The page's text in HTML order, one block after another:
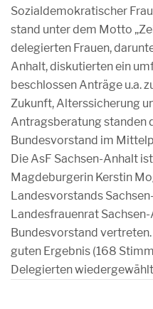
Sozialdemokratischer
stand unter dem Motto
delegierten Frauen,
Anhalt, diskutierten ein
beschlossen Anträge u.a.
Zukunft, Alterssicherung
Antragsberatung standen
Bundesvorstand im
Die AsF Sachsen-Anhalt
Magdeburgerin Kerstin
Landesvorstands
Landesfrauenrat
Bundesvorstand
guten Ergebnis (168
Delegierten